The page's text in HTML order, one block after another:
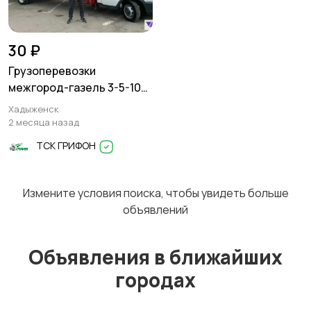
Уборка
Обучение Красота и здоровье
Деловые услуги
30 ₽
Грузоперевозки
межгород-газель 3-5-10
тонн
Хадыженск
2 месяца назад
ТСК ГРИФОН
Измените условия поиска, чтобы увидеть больше
объявлений
Объявления в ближайших
городах